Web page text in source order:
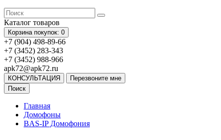
Каталог товаров
Корзина покупок: 0
+7 (904) 498-89-66
+7 (3452) 283-343
+7 (3452) 988-966
apk72@apk72.ru
КОНСУЛЬТАЦИЯ
Перезвоните мне
Поиск
Главная
Домофоны
BAS-IP Домофония